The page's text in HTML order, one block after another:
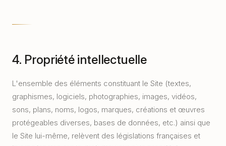
4. Propriété intellectuelle
L'ensemble des éléments constituant le Site (textes,
graphismes, logiciels, photographies, images, vidéos,
sons, plans, noms, logos, marques, créations et œuvres
protégeables diverses, bases de données, etc.) ainsi que
le Site lui-même, relèvent des législations françaises et